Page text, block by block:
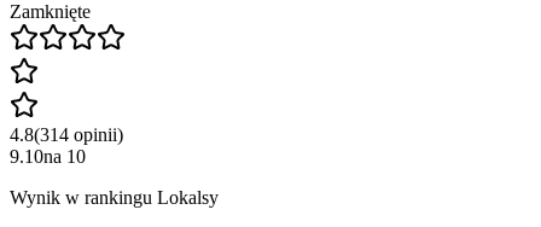
Zamknięte
4.8(314 opinii)
9.10na 10
Wynik w rankingu Lokalsy